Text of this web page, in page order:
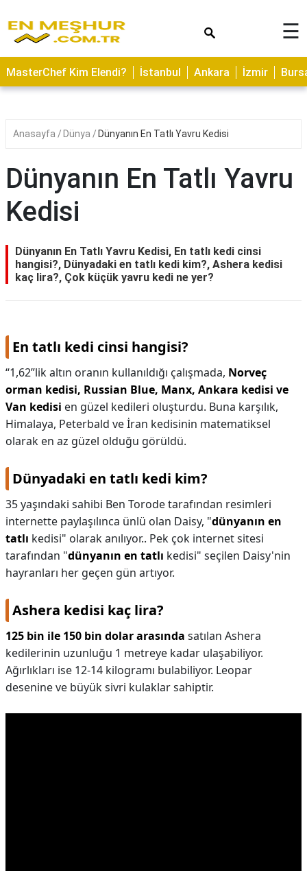
ASTROLOJİ
SAĞLIK
YERLER
BAKIMI
KAMP
ALANLARI
HAMİLELİK
☰
MasterChef Kim Elendi? İstanbul Ankara İzmir
Anasayfa Dünya Dünyanın En Tatlı Yavru Kedisi
Dünyanın En Tatlı Yavru
Kedisi
Dünyanın En Tatlı Yavru Kedisi, En tatlı kedi cinsi
hangisi?, Dünyadaki en tatlı kedi kim?, Ashera kedisi
kaç lira?, Çok küçük yavru kedi ne yer?
En tatlı kedi cinsi hangisi?
“1,62”lik altın oranın kullanıldığı çalışmada, Norveç
orman kedisi, Russian Blue, Manx, Ankara kedisi ve
Van kedisi en güzel kedileri oluşturdu. Buna karşılık,
Himalaya, Peterbald ve İran kedisinin matematiksel
olarak en az güzel olduğu görüldü.
Dünyadaki en tatlı kedi kim?
35 yaşındaki sahibi Ben Torode tarafından resimleri
internette paylaşılınca ünlü olan Daisy, "dünyanın en
tatlı kedisi" olarak anılıyor.. Pek çok internet sitesi
tarafından "dünyanın en tatlı kedisi" seçilen Daisy'nin
hayranları her geçen gün artıyor.
Ashera kedisi kaç lira?
125 bin ile 150 bin dolar arasında satılan Ashera
kedilerinin uzunluğu 1 metreye kadar ulaşabiliyor.
Ağırlıkları ise 12-14 kilogramı bulabiliyor. Leopar
desenine ve büyük sivri kulaklar sahiptir.